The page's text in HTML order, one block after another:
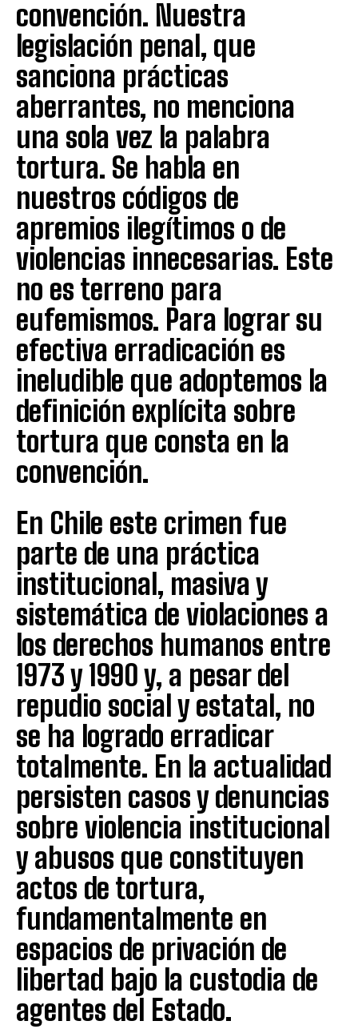
convención. Nuestra
legislación penal, que
sanciona prácticas
aberrantes, no menciona
una sola vez la palabra
tortura. Se habla en
nuestros códigos de
apremios ilegítimos o de
violencias innecesarias. Este
no es terreno para
eufemismos. Para lograr su
efectiva erradicación es
ineludible que adoptemos la
definición explícita sobre
tortura que consta en la
convención.
En Chile este crimen fue
parte de una práctica
institucional, masiva y
sistemática de violaciones a
los derechos humanos entre
1973 y 1990 y, a pesar del
repudio social y estatal, no
se ha logrado erradicar
totalmente. En la actualidad
persisten casos y denuncias
sobre violencia institucional
y abusos que constituyen
actos de tortura,
fundamentalmente en
espacios de privación de
libertad bajo la custodia de
agentes del Estado.